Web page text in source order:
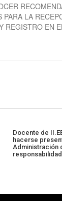
PARA LA
REGISTRO EN
Docente de
hacerse
Administración